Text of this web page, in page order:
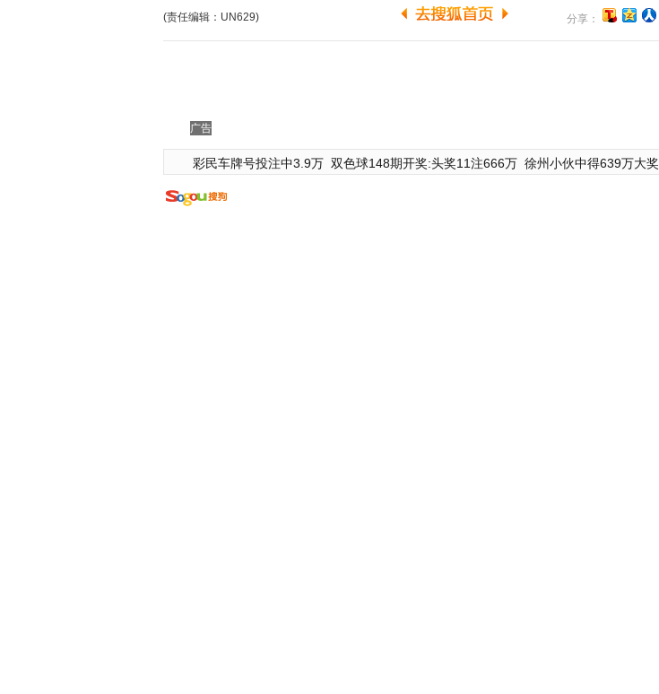
(责任编辑：UN629) 分享：
广告
彩民车牌号投注中3.9万 双色球148期开奖:头奖11注666万 徐州小伙中得639万大奖